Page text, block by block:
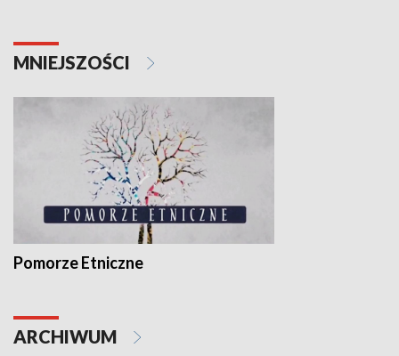
MNIEJSZOŚCI
Pomorze Etniczne
ARCHIWUM